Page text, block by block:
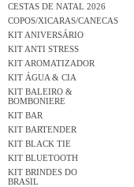
CESTAS DE NATAL 2026
COPOS/XICARAS/CANECAS
KIT ANIVERSÁRIO
KIT ANTI STRESS
KIT AROMATIZADOR
KIT ÁGUA & CIA
KIT BALEIRO &
BOMBONIERE
KIT BAR
KIT BARTENDER
KIT BLACK TIE
KIT BLUETOOTH
KIT BRINDES DO
BRASIL